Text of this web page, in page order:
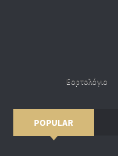
Εορτολόγιο
POPULAR